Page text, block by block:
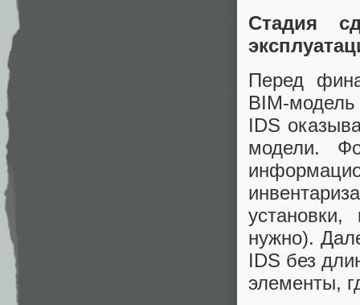
Стадия
Перед
BIM-модель
IDS
модели.
нужно).
IDS без
элементы,